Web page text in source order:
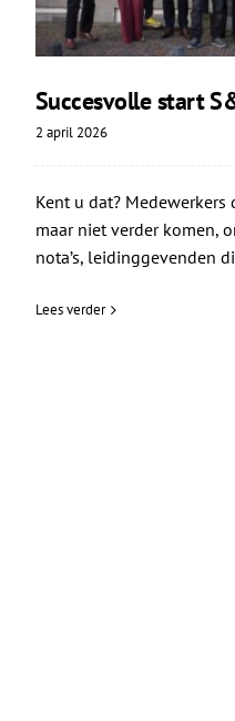
Succesvolle start
2 april 2026
Kent u dat?
maar niet verder komen,
nota’s, leidinggevenden
Lees verder